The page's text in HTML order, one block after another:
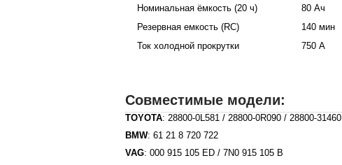
Номинальная ёмкость (20 ч) 80 Ач
Резервная емкость (RC)
140 мин
Ток холодной прокрутки
750 А
Совместимые модели:
TOYOTA: 28800-0L581 / 28800-0R090 / 28800-31460
BMW: 61 21 8 720 722
VAG: 000 915 105 ED / 7N0 915 105 B